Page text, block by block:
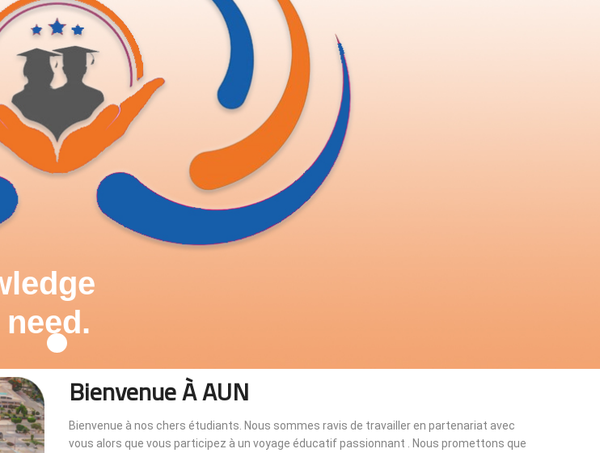
Bienvenue À AUN
Bienvenue à nos chers étudiants. Nous sommes ravis de travailler en partenariat avec
vous alors que vous participez à un voyage éducatif passionnant . Nous promettons que